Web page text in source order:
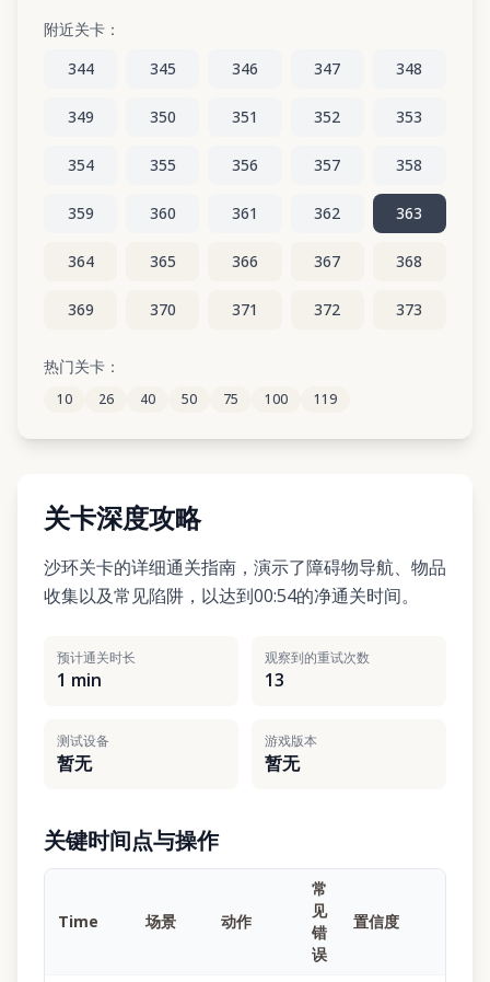
附近关卡：
344
345 346 347 348
349 350 351 352 353
354 355 356 357 358
359 360 361 362 363
364 365 366 367 368
369 370 371 372 373
374
379 380 381 382
热门关卡：
10 26 40 50 75 100 119
关卡深度攻略
沙环关卡的详细通关指南，演示了障碍物导航、物品
收集以及常见陷阱，以达到00:54的净通关时间。
预计通关时长
1 min
观察到的重试次数
13
测试设备
暂无
游戏版本
暂无
关键时间点与操作
Time 场景 动作
常
见
错
误
置信度